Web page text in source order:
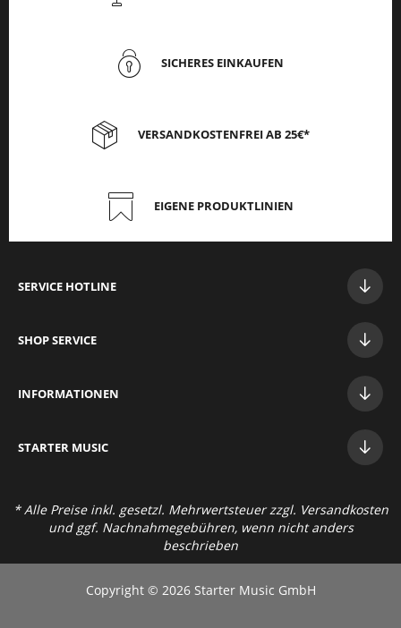
SICHERES EINKAUFEN
VERSANDKOSTENFREI AB 25€*
EIGENE PRODUKTLINIEN
SERVICE HOTLINE
SHOP SERVICE
INFORMATIONEN
STARTER MUSIC
* Alle Preise inkl. gesetzl. Mehrwertsteuer zzgl. Versandkosten
und ggf. Nachnahmegebühren, wenn nicht anders
beschrieben
Copyright © 2026 Starter Music GmbH